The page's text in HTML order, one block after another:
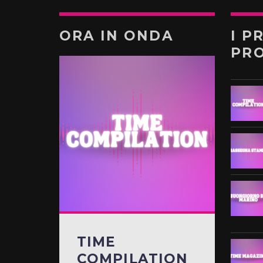
ORA IN ONDA
TIME
COMPILATION
I